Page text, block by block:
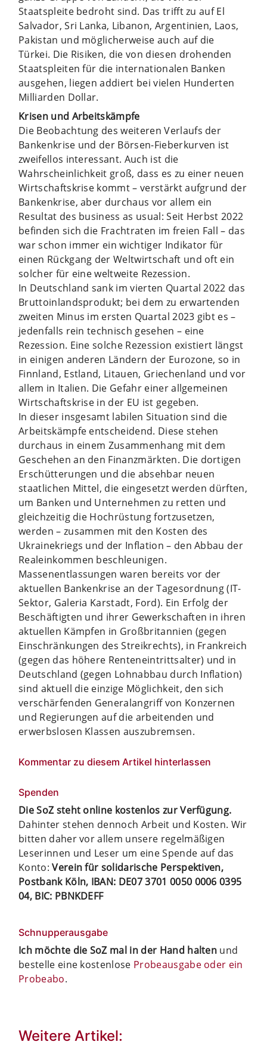
Staatspleite bedroht sind. Das trifft zu auf El
Salvador, Sri Lanka, Libanon, Argentinien, Laos,
Pakistan und möglicherweise auch auf die
Türkei. Die Risiken, die von diesen drohenden
Staatspleiten für die internationalen Banken
ausgehen, liegen addiert bei vielen Hunderten
Milliarden Dollar.
Krisen und Arbeitskämpfe
Die Beobachtung des weiteren Verlaufs der
Bankenkrise und der Börsen-Fieberkurven ist
zweifellos interessant. Auch ist die
Wahrscheinlichkeit groß, dass es zu einer neuen
Wirtschaftskrise kommt – verstärkt aufgrund der
Bankenkrise, aber durchaus vor allem ein
Resultat des business as usual: Seit Herbst 2022
befinden sich die Frachtraten im freien Fall – das
war schon immer ein wichtiger Indikator für
einen Rückgang der Weltwirtschaft und oft ein
solcher für eine weltweite Rezession.
In Deutschland sank im vierten Quartal 2022 das
Bruttoinlandsprodukt; bei dem zu erwartenden
zweiten Minus im ersten Quartal 2023 gibt es –
jedenfalls rein technisch gesehen – eine
Rezession. Eine solche Rezession existiert längst
in einigen anderen Ländern der Eurozone, so in
Finnland, Estland, Litauen, Griechenland und vor
allem in Italien. Die Gefahr einer allgemeinen
Wirtschaftskrise in der EU ist gegeben.
In dieser insgesamt labilen Situation sind die
Arbeitskämpfe entscheidend. Diese stehen
durchaus in einem Zusammenhang mit dem
Geschehen an den Finanzmärkten. Die dortigen
Erschütterungen und die absehbar neuen
staatlichen Mittel, die eingesetzt werden dürften,
um Banken und Unternehmen zu retten und
gleichzeitig die Hochrüstung fortzusetzen,
werden – zusammen mit den Kosten des
Ukrainekriegs und der Inflation – den Abbau der
Realeinkommen beschleunigen.
Massenentlassungen waren bereits vor der
aktuellen Bankenkrise an der Tagesordnung (IT-
Sektor, Galeria Karstadt, Ford). Ein Erfolg der
Beschäftigten und ihrer Gewerkschaften in ihren
aktuellen Kämpfen in Großbritannien (gegen
Einschränkungen des Streikrechts), in Frankreich
(gegen das höhere Renteneintrittsalter) und in
Deutschland (gegen Lohnabbau durch Inflation)
sind aktuell die einzige Möglichkeit, den sich
verschärfenden Generalangriff von Konzernen
und Regierungen auf die arbeitenden und
erwerbslosen Klassen auszubremsen.
Kommentar zu diesem Artikel hinterlassen
Spenden
Die SoZ steht online kostenlos zur Verfügung.
Dahinter stehen dennoch Arbeit und Kosten. Wir
bitten daher vor allem unsere regelmäßigen
Leserinnen und Leser um eine Spende auf das
Konto:Verein für solidarische Perspektiven,
Postbank Köln, IBAN: DE07 3701 0050 0006 0395
04, BIC: PBNKDEFF
Schnupperausgabe
Ich möchte die SoZ mal in der Hand halten und
bestelle eine kostenlose Probeausgabe oder ein
Probeabo.
Weitere Artikel: